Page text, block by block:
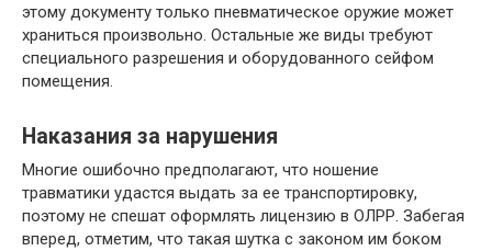
этому документу только пневматическое оружие может
храниться произвольно. Остальные же виды требуют
специального разрешения и оборудованного сейфом
помещения.
Наказания за нарушения
Многие ошибочно предполагают, что ношение
травматики удастся выдать за ее транспортировку,
поэтому не спешат оформлять лицензию в ОЛРР. Забегая
вперед, отметим, что такая шутка с законом им боком